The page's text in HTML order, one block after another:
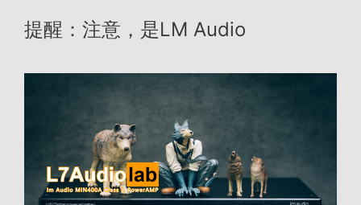
提醒：注意，是LM Audio